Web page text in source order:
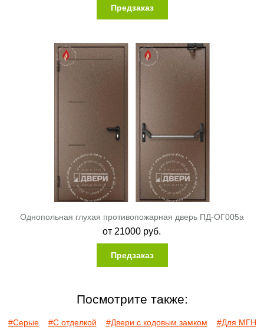
Предзаказ
Однопольная глухая противопожарная дверь ПД-ОГ005a
от 21000 руб.
Предзаказ
Посмотрите также:
#Серые #С отделкой #Двери с кодовым замком
#Для МГН